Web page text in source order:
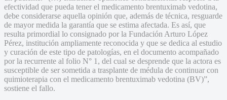
efectividad que pueda tener el medicamento brentuximab vedotina,
debe considerarse aquella opinión que, además de técnica, resguarde
de mayor medida la garantía que se estima afectada. Es así, que
resulta primordial lo consignado por la Fundación Arturo López
Pérez, institución ampliamente reconocida y que se dedica al estudio
y curación de este tipo de patologías, en el documento acompañado
por la recurrente al folio N° 1, del cual se desprende que la actora es
susceptible de ser sometida a trasplante de médula de continuar con
quimioterapia con el medicamento brentuximab vedotina (BV)”,
sostiene el fallo.